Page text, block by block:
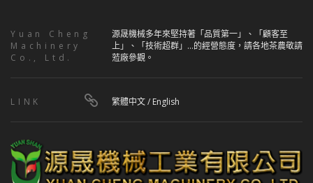
Yuan Cheng
Machinery
Co., Ltd.
源晟機械多年來堅持著「品質第一」、「顧客至
上」、「技術超群」...的經營態度，請各地茶農敬請
蒞廠參觀。
LINK 繁體中文/ English